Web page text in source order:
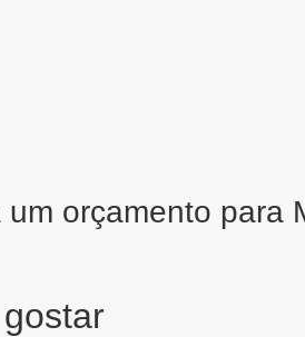
orçamento para